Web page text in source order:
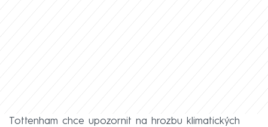
Tottenham chce upozornit na hrozbu klimatických